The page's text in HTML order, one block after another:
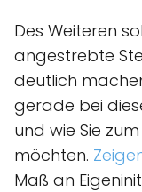
Des Weiteren
angestrebte
deutlich
gerade bei
und wie Sie
möchten.
Maß an